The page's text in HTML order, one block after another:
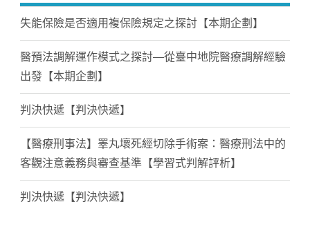
失能保險是否適用複保險規定之探討【本期企劃】
醫預法調解運作模式之探討—從臺中地院醫療調解經驗
出發【本期企劃】
判決快遞【判決快遞】
【醫療刑事法】睪丸壞死經切除手術案：醫療刑法中的
客觀注意義務與審查基準【學習式判解評析】
判決快遞【判決快遞】